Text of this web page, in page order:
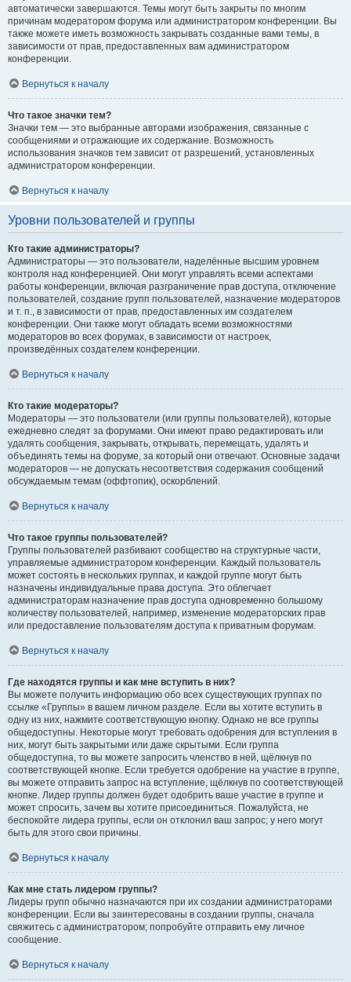
автоматически завершаются. Темы могут быть закрыты по многим
причинам модератором форума или администратором конференции. Вы
также можете иметь возможность закрывать созданные вами темы, в
зависимости от прав, предоставленных вам администратором
конференции.
Вернуться к началу
Что такое значки тем?
Значки тем — это выбранные авторами изображения, связанные с
сообщениями и отражающие их содержание. Возможность
использования значков тем зависит от разрешений, установленных
администратором конференции.
Вернуться к началу
Уровни пользователей и группы
Кто такие администраторы?
Администраторы — это пользователи, наделённые высшим уровнем
контроля над конференцией. Они могут управлять всеми аспектами
работы конференции, включая разграничение прав доступа, отключение
пользователей, создание групп пользователей, назначение модераторов
и т. п., в зависимости от прав, предоставленных им создателем
конференции. Они также могут обладать всеми возможностями
модераторов во всех форумах, в зависимости от настроек,
произведённых создателем конференции.
Вернуться к началу
Кто такие модераторы?
Модераторы — это пользователи (или группы пользователей), которые
ежедневно следят за форумами. Они имеют право редактировать или
удалять сообщения, закрывать, открывать, перемещать, удалять и
объединять темы на форуме, за который они отвечают. Основные задачи
модераторов — не допускать несоответствия содержания сообщений
обсуждаемым темам (оффтопик), оскорблений.
Вернуться к началу
Что такое группы пользователей?
Группы пользователей разбивают сообщество на структурные части,
управляемые администратором конференции. Каждый пользователь
может состоять в нескольких группах, и каждой группе могут быть
назначены индивидуальные права доступа. Это облегчает
администраторам назначение прав доступа одновременно большому
количеству пользователей, например, изменение модераторских прав
или предоставление пользователям доступа к приватным форумам.
Вернуться к началу
Где находятся группы и как мне вступить в них?
Вы можете получить информацию обо всех существующих группах по
ссылке «Группы» в вашем личном разделе. Если вы хотите вступить в
одну из них, нажмите соответствующую кнопку. Однако не все группы
общедоступны. Некоторые могут требовать одобрения для вступления в
них, могут быть закрытыми или даже скрытыми. Если группа
общедоступна, то вы можете запросить членство в ней, щёлкнув по
соответствующей кнопке. Если требуется одобрение на участие в группе,
вы можете отправить запрос на вступление, щёлкнув по соответствующей
кнопке. Лидер группы должен будет одобрить ваше участие в группе и
может спросить, зачем вы хотите присоединиться. Пожалуйста, не
беспокойте лидера группы, если он отклонил ваш запрос; у него могут
быть для этого свои причины.
Вернуться к началу
Как мне стать лидером группы?
Лидеры групп обычно назначаются при их создании администраторами
конференции. Если вы заинтересованы в создании группы, сначала
свяжитесь с администратором; попробуйте отправить ему личное
сообщение.
Вернуться к началу